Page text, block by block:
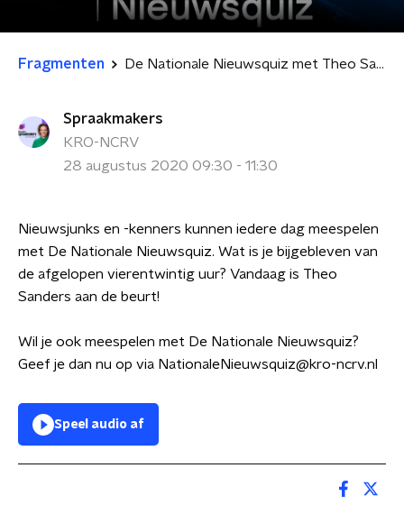
Fragmenten De Nationale Nieuwsquiz met Theo Sanders!
Spraakmakers
KRO-NCRV
28 augustus 2020 09:30 - 11:30
Nieuwsjunks en -kenners kunnen iedere dag meespelen
met De Nationale Nieuwsquiz. Wat is je bijgebleven van
de afgelopen vierentwintig uur? Vandaag is Theo
Sanders aan de beurt!
Wil je ook meespelen met De Nationale Nieuwsquiz?
Geef je dan nu op via NationaleNieuwsquiz@kro-ncrv.nl
Speel audio af